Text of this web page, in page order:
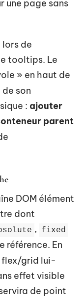
une page sans
de
tooltips. Le
» en haut de
son
: ajouter
parent
DOM élément
dont
, fixed
référence. En
flex/grid lui-
effet visible
de point